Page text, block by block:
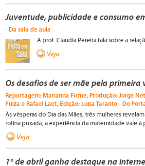
Juventude, publicidade e consumo
- Da sala de aula
A prof. Claudia Pereira fala sobre a
Veja
Os desafios de ser mãe pela primeira
Reportagem: Marianna Firme, Produção: Jorge
Fuiza e Rafael Laet, Edição: Luisa Taranto - Do
Às vésperas do Dia das Mães, três mulheres
rotina puxada, a experiência da maternidade vale à
Veja
1° de abril ganha destaque na